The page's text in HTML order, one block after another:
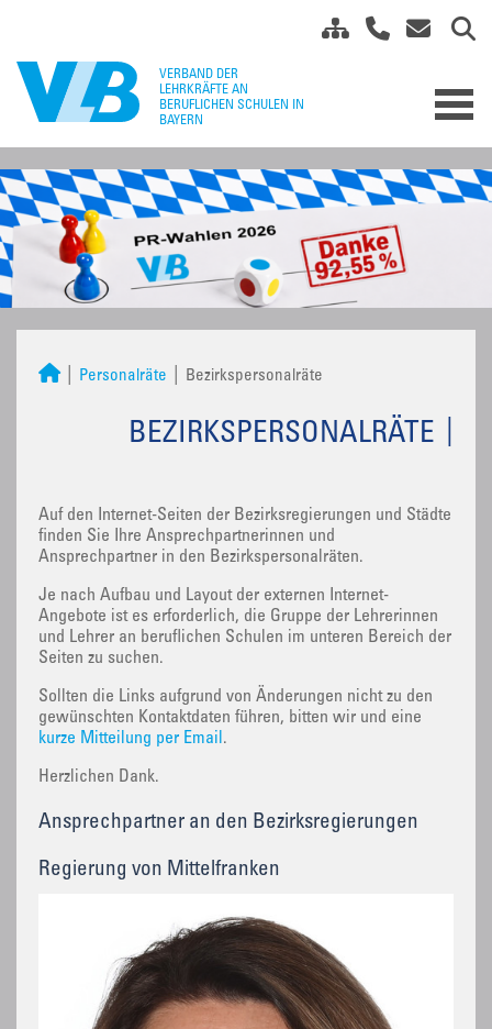
Personalräte Bezirkspersonalräte
BEZIRKSPERSONALRÄTE
Auf den Internet-Seiten der Bezirksregierungen und Städte
finden Sie Ihre Ansprechpartnerinnen und
Ansprechpartner in den Bezirkspersonalräten.
Je nach Aufbau und Layout der externen Internet-
Angebote ist es erforderlich, die Gruppe der Lehrerinnen
und Lehrer an beruflichen Schulen im unteren Bereich der
Seiten zu suchen.
Sollten die Links aufgrund von Änderungen nicht zu den
gewünschten Kontaktdaten führen, bitten wir und eine
kurze Mitteilung per Email.
Herzlichen Dank.
Ansprechpartner an den Bezirksregierungen
Regierung von Mittelfranken